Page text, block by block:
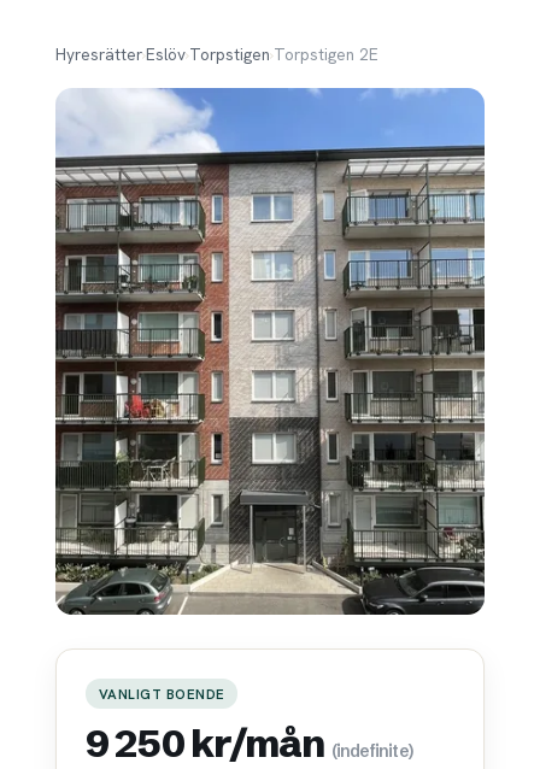
Hyresrätter›Eslöv›Torpstigen›Torpstigen 2E
VANLIGT BOENDE
9 250 kr/mån (indefinite)